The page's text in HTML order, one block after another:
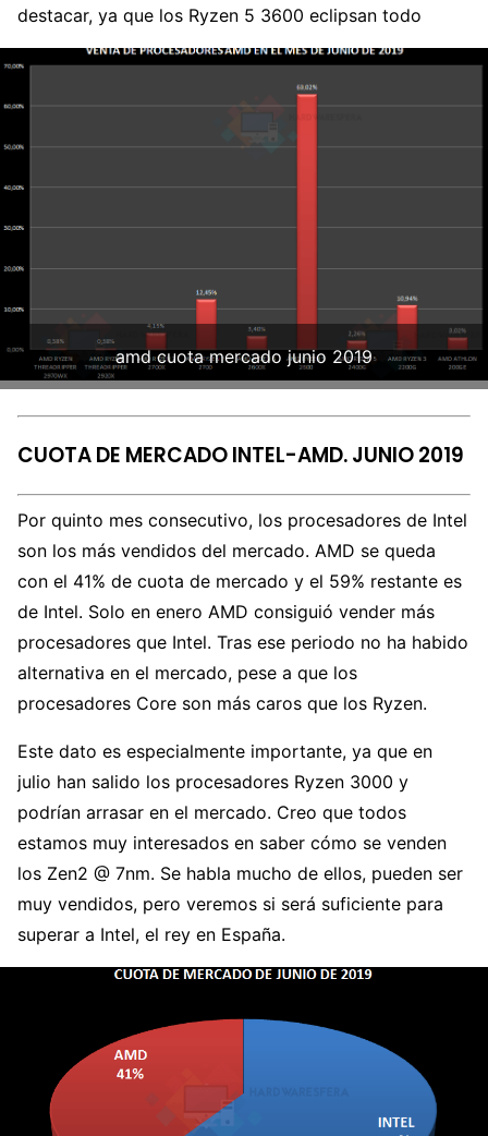
destacar, ya que los Ryzen 5 3600 eclipsan todo
amd cuota mercado junio 2019
CUOTA DE MERCADO INTEL-AMD. JUNIO 2019
Por quinto mes consecutivo, los procesadores de Intel
son los más vendidos del mercado. AMD se queda
con el 41% de cuota de mercado y el 59% restante es
de Intel. Solo en enero AMD consiguió vender más
procesadores que Intel. Tras ese periodo no ha habido
alternativa en el mercado, pese a que los
procesadores Core son más caros que los Ryzen.
Este dato es especialmente importante, ya que en
julio han salido los procesadores Ryzen 3000 y
podrían arrasar en el mercado. Creo que todos
estamos muy interesados en saber cómo se venden
los Zen2 @ 7nm. Se habla mucho de ellos, pueden ser
muy vendidos, pero veremos si será suficiente para
superar a Intel, el rey en España.